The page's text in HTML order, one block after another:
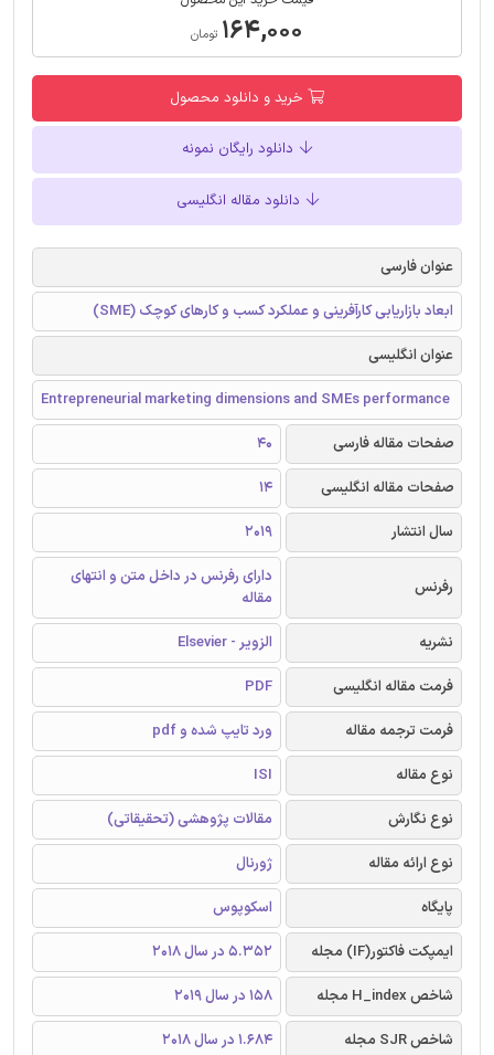
۱۶۴,۰۰۰ تومان
خرید و دانلود محصول
دانلود رایگان نمونه
دانلود مقاله انگلیسی
عنوان فارسی
ابعاد بازاریابی کارآفرینی و عملکرد کسب و کارهای کوچک (SME)
عنوان انگلیسی
Entrepreneurial marketing dimensions and SMEs performance
صفحات مقاله فارسی
40
صفحات مقاله انگلیسی
14
سال انتشار
2019
رفرنس
دارای رفرنس در داخل متن و انتهای
مقاله
نشریه
الزویر - Elsevier
فرمت مقاله انگلیسی
PDF
فرمت ترجمه مقاله
ورد تایپ شده و pdf
نوع مقاله
ISI
نوع نگارش
مقالات پژوهشی (تحقیقاتی)
نوع ارائه مقاله
ژورنال
پایگاه
اسکوپوس
ایمپکت فاکتور(IF) مجله
5.352 در سال 2018
شاخص H_index مجله
158 در سال 2019
شاخص SJR مجله
1.684 در سال 2018